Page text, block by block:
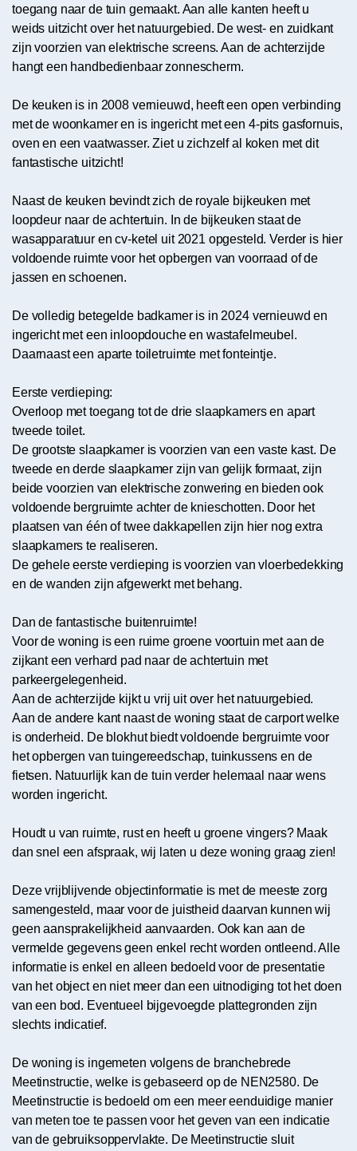
toegang naar de tuin gemaakt. Aan alle kanten heeft u
weids uitzicht over het natuurgebied. De west- en zuidkant
zijn voorzien van elektrische screens. Aan de achterzijde
hangt een handbedienbaar zonnescherm.
De keuken is in 2008 vernieuwd, heeft een open verbinding
met de woonkamer en is ingericht met een 4-pits gasfornuis,
oven en een vaatwasser. Ziet u zichzelf al koken met dit
fantastische uitzicht!
Naast de keuken bevindt zich de royale bijkeuken met
loopdeur naar de achtertuin. In de bijkeuken staat de
wasapparatuur en cv-ketel uit 2021 opgesteld. Verder is hier
voldoende ruimte voor het opbergen van voorraad of de
jassen en schoenen.
De volledig betegelde badkamer is in 2024 vernieuwd en
ingericht met een inloopdouche en wastafelmeubel.
Daarnaast een aparte toiletruimte met fonteintje.
Eerste verdieping:
Overloop met toegang tot de drie slaapkamers en apart
tweede toilet.
De grootste slaapkamer is voorzien van een vaste kast. De
tweede en derde slaapkamer zijn van gelijk formaat, zijn
beide voorzien van elektrische zonwering en bieden ook
voldoende bergruimte achter de knieschotten. Door het
plaatsen van één of twee dakkapellen zijn hier nog extra
slaapkamers te realiseren.
De gehele eerste verdieping is voorzien van vloerbedekking
en de wanden zijn afgewerkt met behang.
Dan de fantastische buitenruimte!
Voor de woning is een ruime groene voortuin met aan de
zijkant een verhard pad naar de achtertuin met
parkeergelegenheid.
Aan de achterzijde kijkt u vrij uit over het natuurgebied.
Aan de andere kant naast de woning staat de carport welke
is onderheid. De blokhut biedt voldoende bergruimte voor
het opbergen van tuingereedschap, tuinkussens en de
fietsen. Natuurlijk kan de tuin verder helemaal naar wens
worden ingericht.
Houdt u van ruimte, rust en heeft u groene vingers? Maak
dan snel een afspraak, wij laten u deze woning graag zien!
Deze vrijblijvende objectinformatie is met de meeste zorg
samengesteld, maar voor de juistheid daarvan kunnen wij
geen aansprakelijkheid aanvaarden. Ook kan aan de
vermelde gegevens geen enkel recht worden ontleend. Alle
informatie is enkel en alleen bedoeld voor de presentatie
van het object en niet meer dan een uitnodiging tot het doen
van een bod. Eventueel bijgevoegde plattegronden zijn
slechts indicatief.
De woning is ingemeten volgens de branchebrede
Meetinstructie, welke is gebaseerd op de NEN2580. De
Meetinstructie is bedoeld om een meer eenduidige manier
van meten toe te passen voor het geven van een indicatie
van de gebruiksoppervlakte. De Meetinstructie sluit